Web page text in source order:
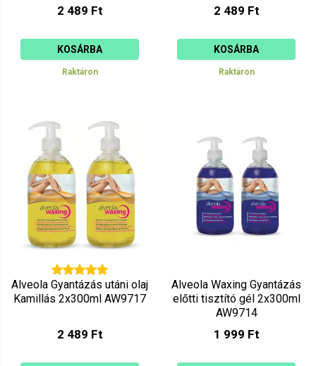
2 489 Ft
KOSÁRBA
Raktáron
2 489 Ft
KOSÁRBA
Raktáron
Alveola Gyantázás utáni olaj
Kamillás 2x300ml AW9717
2 489 Ft
Alveola Waxing Gyantázás
előtti tisztító gél 2x300ml
AW9714
1 999 Ft